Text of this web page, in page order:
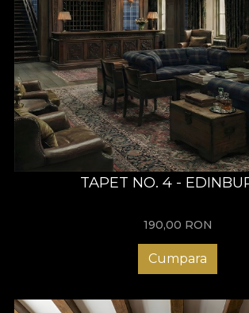
TAPET NO. 4 -
190,00 RON
Cumpara